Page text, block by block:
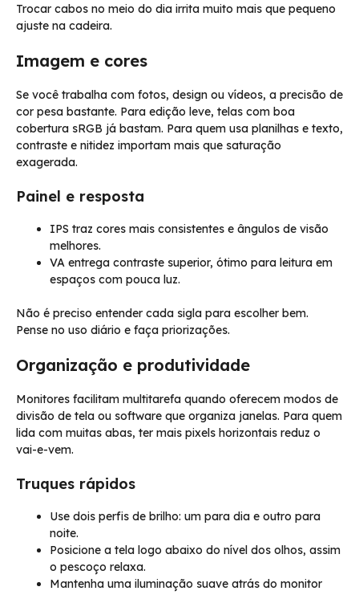
Trocar cabos no meio do dia irrita muito mais que pequeno
ajuste na cadeira.
Imagem e cores
Se você trabalha com fotos, design ou vídeos, a precisão de
cor pesa bastante. Para edição leve, telas com boa
cobertura sRGB já bastam. Para quem usa planilhas e texto,
contraste e nitidez importam mais que saturação
exagerada.
Painel e resposta
IPS traz cores mais consistentes e ângulos de visão
melhores.
VA entrega contraste superior, ótimo para leitura em
espaços com pouca luz.
Não é preciso entender cada sigla para escolher bem.
Pense no uso diário e faça priorizações.
Organização e produtividade
Monitores facilitam multitarefa quando oferecem modos de
divisão de tela ou software que organiza janelas. Para quem
lida com muitas abas, ter mais pixels horizontais reduz o
vai-e-vem.
Truques rápidos
Use dois perfis de brilho: um para dia e outro para
noite.
Posicione a tela logo abaixo do nível dos olhos, assim
o pescoço relaxa.
Mantenha uma iluminação suave atrás do monitor